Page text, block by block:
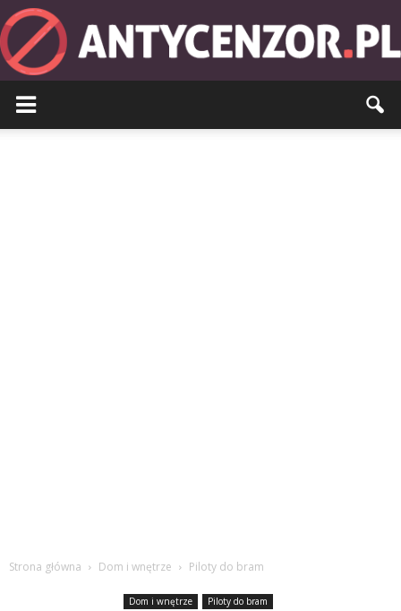
Strona główna Dom i wnętrze Piloty do bram
Dom i wnętrze Piloty do bram